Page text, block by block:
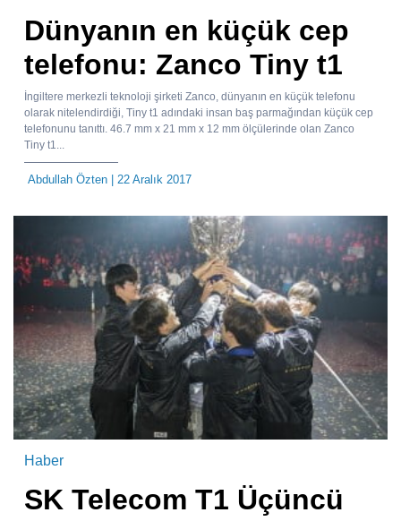
Dünyanın en küçük cep
telefonu: Zanco Tiny t1
İngiltere merkezli teknoloji şirketi Zanco, dünyanın en küçük telefonu
olarak nitelendirdiği, Tiny t1 adındaki insan baş parmağından küçük cep
telefonunu tanıttı. 46.7 mm x 21 mm x 12 mm ölçülerinde olan Zanco
Tiny t1...
Abdullah Özten | 22 Aralık 2017
Haber
SK Telecom T1 Üçüncü